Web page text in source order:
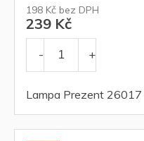
198 Kč bez DPH
239 Kč
Lampa Prezent 26017